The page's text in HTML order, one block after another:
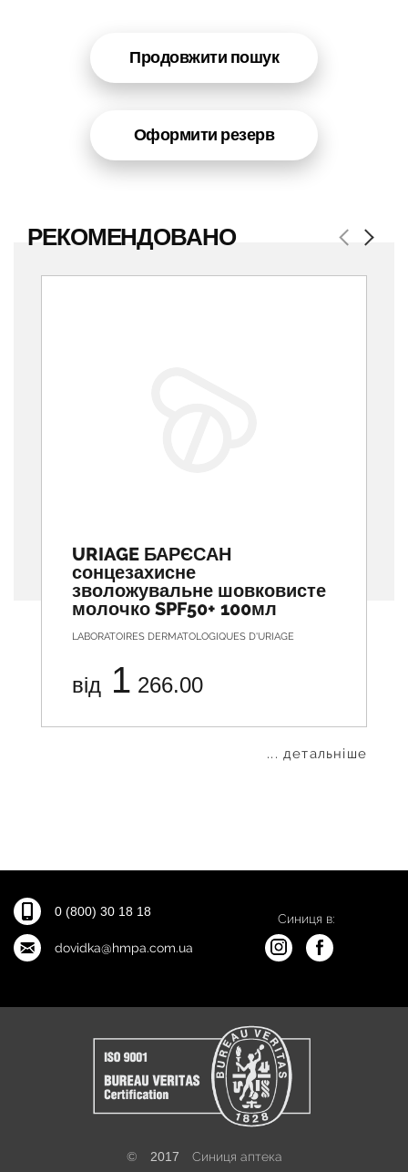
Продовжити пошук
Оформити резерв
РЕКОМЕНДОВАНО Previous
URIAGE БАРЄСАН
сонцезахисне
зволожувальне шовковисте
молочко SPF50+ 100мл
LABORATOIRES DERMATOLOGIQUES D'URIAGE
від 1 266.00
... детальніше
Next
0 (800) 30 18 18
dovidka@hmpa.com.ua
Синиця в:
© 2017 Синиця аптека